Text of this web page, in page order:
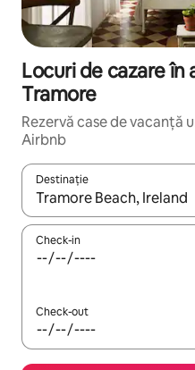
Locuri de cazare în
Tramore
Rezervă case de vacanță
Airbnb
Destinație
Când se încarcă
Check-in
Check-out